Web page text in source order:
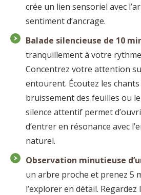
crée un lien sensoriel avec
sentiment d’ancrage.
Balade silencieuse de 10
tranquillement à votre
Concentrez votre attention
entourent. Écoutez les chants
bruissement des feuilles ou
silence attentif permet
d’entrer en résonance avec
naturel.
Observation minutieuse
un arbre proche et prenez 5
l’explorer en détail. Regardez